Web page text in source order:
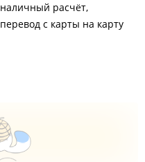
наличный расчёт
перевод с карты на карту